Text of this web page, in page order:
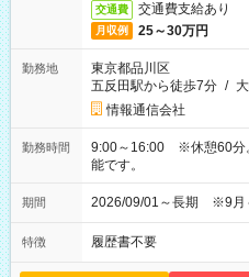
交通費 交通費支給あり
月収例 25～30万円
勤務地
東京都品川区
五反田駅から徒歩7分 /
情報通信会社
勤務時間
9:00～16:00 ※休憩60分
能です。
期間 2026/09/01～長期 ※9月
特徴 履歴書不要